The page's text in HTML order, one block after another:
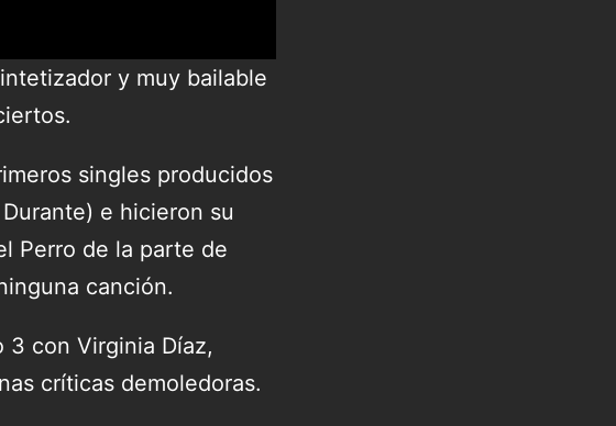
y muy bailable
singles producidos
e hicieron su
Perro de la parte de
canción.
3 con Virginia Díaz,
críticas demoledoras.